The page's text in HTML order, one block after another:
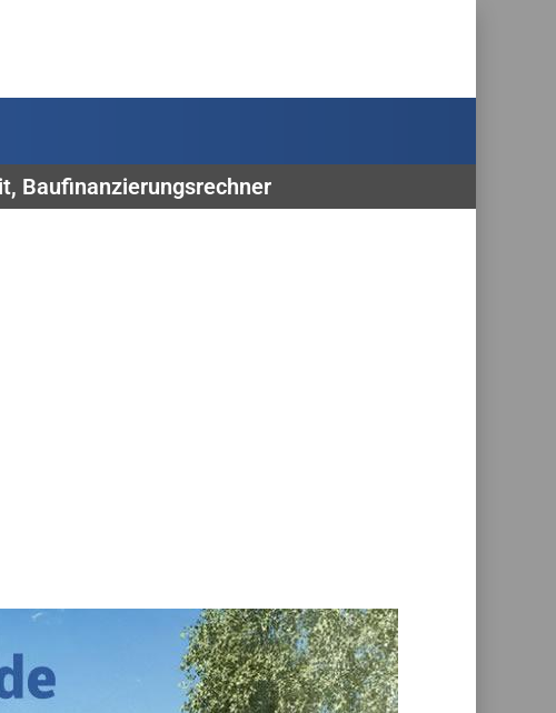
Baufinanzierungsrechner